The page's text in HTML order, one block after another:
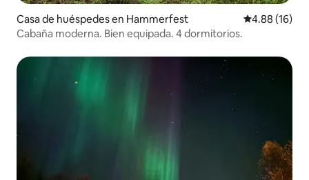
Casa de huéspedes en Hammerfest Calificación
4.88 (16)
Cabaña moderna. Bien equipada. 4 dormitorios.